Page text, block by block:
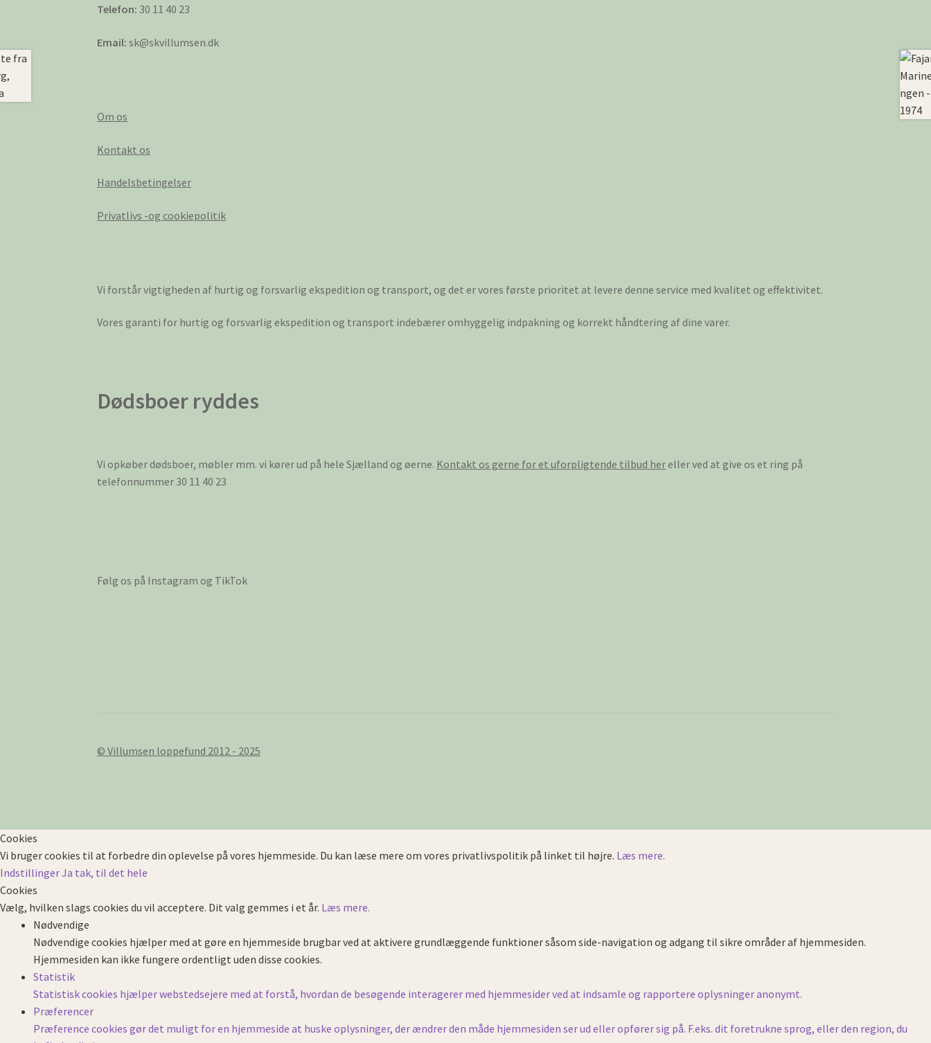
Telefon: 30 11 40 23
Email: sk@skvillumsen.dk
Om os
Kontakt os
Handelsbetingelser
Privatlivs -og cookiepolitik
Vi forstår vigtigheden af hurtig og forsvarlig ekspedition og transport, og det er vores første prioritet at levere denne service med kvalitet og effektivitet.
Vores garanti for hurtig og forsvarlig ekspedition og transport indebærer omhyggelig indpakning og korrekt håndtering af dine varer.
Dødsboer ryddes
Vi opkøber dødsboer, møbler mm. vi kører ud på hele Sjælland og øerne. Kontakt os gerne for et uforpligtende tilbud hereller ved at give os et ring på
telefonnummer 30 11 40 23
Følg os på Instagram og TikTok
© Villumsen loppefund 2012 - 2025
Cookies
Vi bruger cookies til at forbedre din oplevelse på vores hjemmeside. Du kan læse mere om vores privatlivspolitik på linket til højre. Læs mere.
IndstillingerJa tak, til det hele
Cookies
Vælg, hvilken slags cookies du vil acceptere. Dit valg gemmes i et år. Læs mere.
Nødvendige
Nødvendige cookies hjælper med at gøre en hjemmeside brugbar ved at aktivere grundlæggende funktioner såsom side-navigation og adgang til sikre områder af hjemmesiden.
Hjemmesiden kan ikke fungere ordentligt uden disse cookies.
Statistik
Statistisk cookies hjælper webstedsejere med at forstå, hvordan de besøgende interagerer med hjemmesider ved at indsamle og rapportere oplysninger anonymt.
Præferencer
Præference cookies gør det muligt for en hjemmeside at huske oplysninger, der ændrer den måde hjemmesiden ser ud eller opfører sig på. F.eks. dit foretrukne sprog, eller den region, du